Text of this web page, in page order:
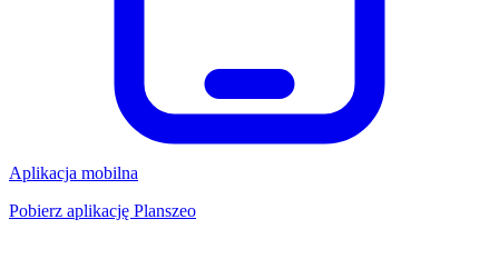
Aplikacja mobilna
Pobierz aplikację Planszeo